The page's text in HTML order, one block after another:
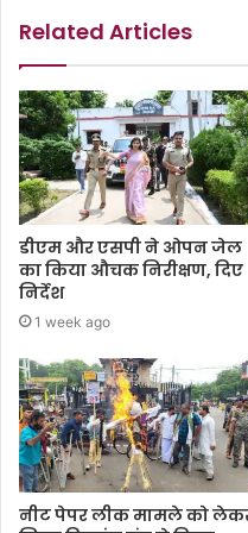
Related Articles
डीएम और एसपी ने ओपन जेल
का किया औचक निरीक्षण, दिए
निर्देश
1 week ago
नीट पेपर लीक मामले को